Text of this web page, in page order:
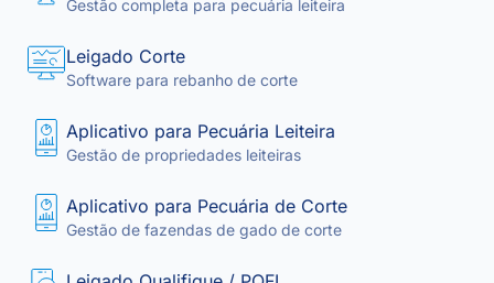
Gestão completa para pecuária leiteira
Leigado Corte
Software para rebanho de corte
Aplicativo para Pecuária Leiteira
Gestão de propriedades leiteiras
Aplicativo para Pecuária de Corte
Gestão de fazendas de gado de corte